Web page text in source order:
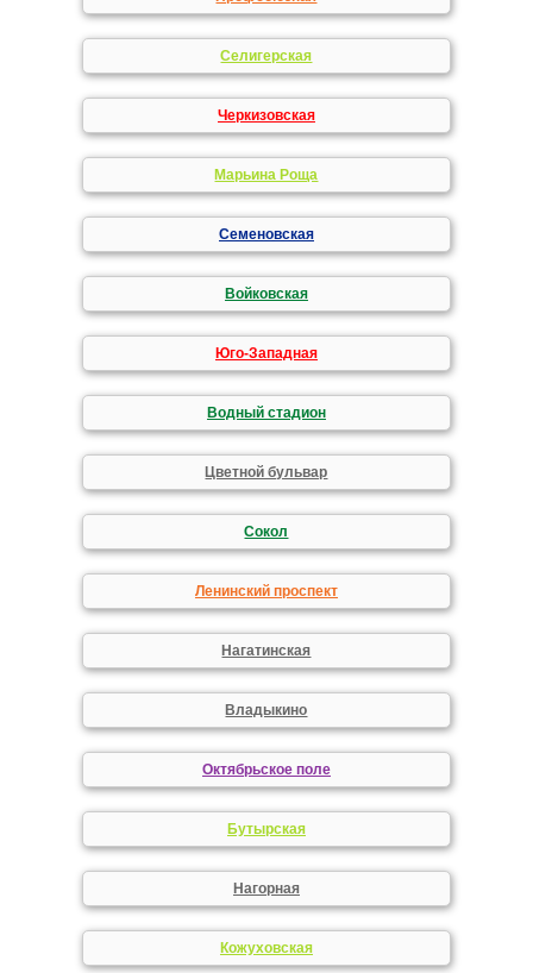
Селигерская
Черкизовская
Марьина Роща
Семеновская
Войковская
Юго-Западная
Водный стадион
Цветной бульвар
Сокол
Ленинский проспект
Нагатинская
Владыкино
Октябрьское поле
Бутырская
Нагорная
Кожуховская